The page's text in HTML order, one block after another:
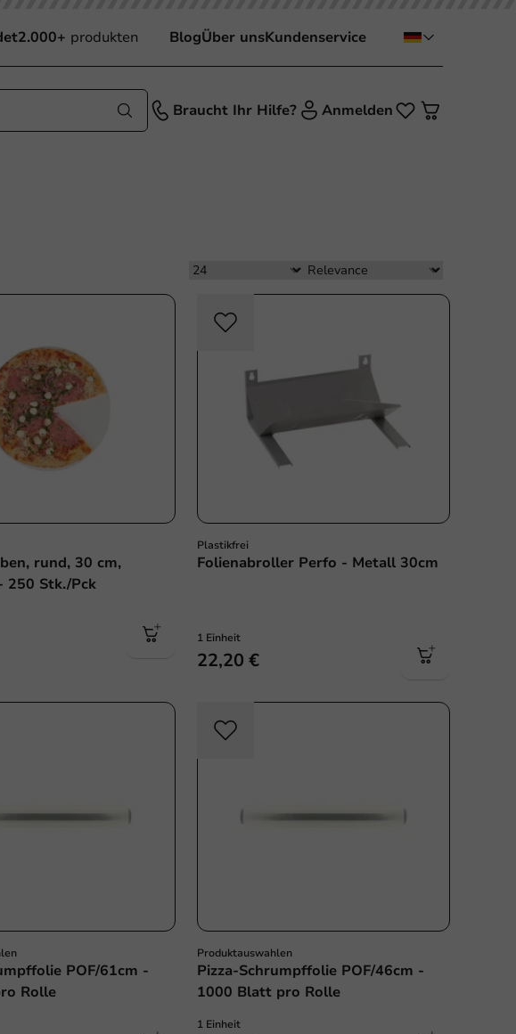
2.000+ produkten BlogÜber unsKundenservice
Braucht Ihr Hilfe? Anmelden
rund, 30 cm,
250 Stk./Pck
Plastikfrei
Folienabroller Perfo - Metall 30cm
1 Einheit
22,20 €
POF/61cm -
Rolle
Produktauswahlen
Pizza-Schrumpffolie POF/46cm -
1000 Blatt pro Rolle
1 Einheit